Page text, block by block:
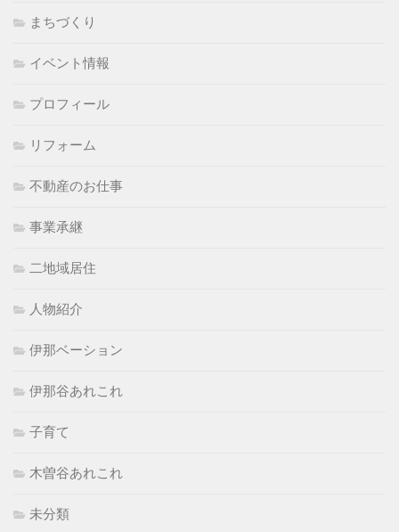
まちづくり
イベント情報
プロフィール
リフォーム
不動産のお仕事
事業承継
二地域居住
人物紹介
伊那ベーション
伊那谷あれこれ
子育て
木曽谷あれこれ
未分類